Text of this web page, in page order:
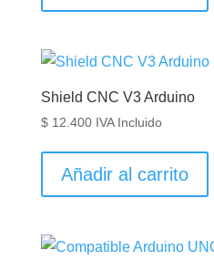
Shield CNC V3 Arduino
$12.400 IVA Incluido
Añadir al carrito